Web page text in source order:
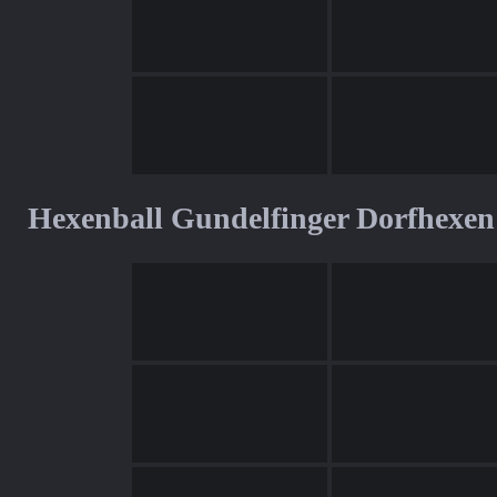
Hexenball Gundelfinger Dorfhexen